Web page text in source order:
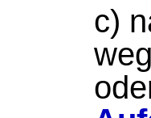
c)